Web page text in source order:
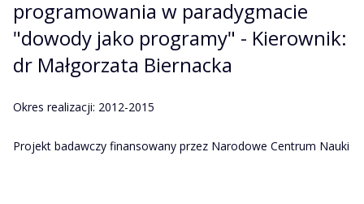
programowania w paradygmacie
"dowody jako programy" - Kierownik:
dr Małgorzata Biernacka
Okres realizacji: 2012-2015
Projekt badawczy finansowany przez Narodowe Centrum Nauki